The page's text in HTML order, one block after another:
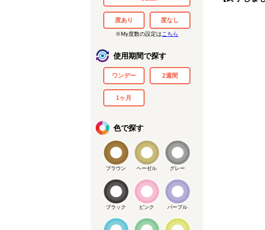
度あり 度なし
※My度数の設定は こちら
使用期間で探す
ワンデー 2週間
1ヶ月
色で探す
ブラウン ヘーゼル グレー
ブラック ピンク パープル